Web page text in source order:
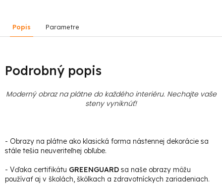
Popis Parametre
Podrobný popis
Moderný obraz na plátne do každého interiéru. Nechajte vaše
steny vyniknúť!
- Obrazy na plátne ako klasická forma nástennej dekorácie sa
stále tešia neuveriteľnej obľube.
- Vďaka certifikátu GREENGUARD sa naše obrazy môžu
používať aj v školách, škôlkach a zdravotníckych zariadeniach.